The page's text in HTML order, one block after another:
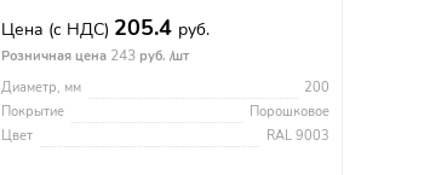
Цена (с НДС) 205.4 руб.
Розничная цена 243руб. /шт
Диаметр, мм
200
Покрытие
Порошковое
Цвет
RAL 9003